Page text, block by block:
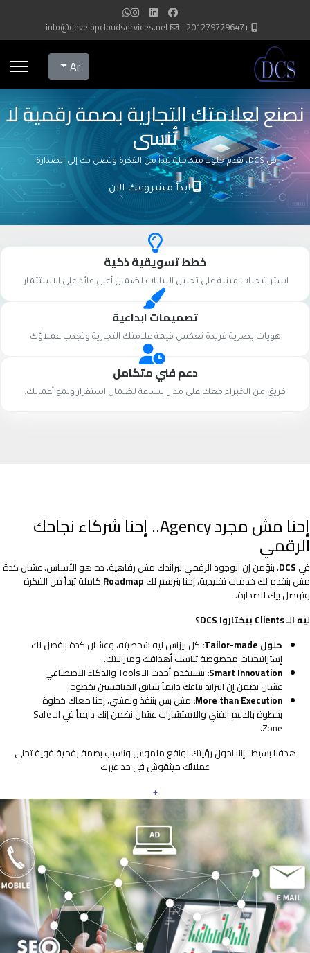
+201279779647
info@developcloudservices.net
Select your language
Ar
نصنع لعلامتك التجارية بصمة رقمية لا
تُنسى
في DCS، نقدم حلولاً متكاملة تبدأ من الفكرة وتصل بك إلى الصدارة.
ابدأ مشروعك الآن
خطط تسويقية ذكية
استراتيجيات مبنية على تحليل البيانات لضمان أعلى عائد على الاستثمار.
تصميمات ابداعية
هويات بصرية فريدة تعكس قيمة علامتك التجارية وتجذب عملاؤك
دعم فني متكامل
فريق من الخبراء معك على مدار الساعة لضمان استقرار ونمو أعمالك.
إحنا مش مجرد Agency.. إحنا شركاء نجاحك
الرقمي
في DCS، بنؤمن إن الوجود الرقمي لبراندك مش رفاهية، ده هو الأساس. عشان كدة
مش بنقدم لك خدمات تقليدية، إحنا بنرسم لك Roadmap كاملة تبدأ من الفكرة
وتوصل بيك للصدارة.
ليه الـ Clients بيختاروا DCS؟
حلول Tailor-made:
كل بيزنس ليه شخصيته، وعشان كدة بنفصل لك
إستراتيجيات مخصوصة تناسب أهدافك وميزانيتك.
Smart Innovation:
بنستخدم أحدث الـ Tools والذكاء الاصطناعي
عشان نضمن إن البراند بتاعك دايماً سابق المنافسين بخطوة.
More than Execution: مش بس بننفذ ونمشي، إحنا معاك خطوة
بخطوة بالدعم الفني والاستشارات عشان نضمن إنك دايماً في الـ Safe
Zone.
هدفنا بسيط.. إننا نحول رؤيتك لواقع ملموس ونسيب بصمة رقمية قوية تخلي
عملائك ميثقوش في حد غيرك
+